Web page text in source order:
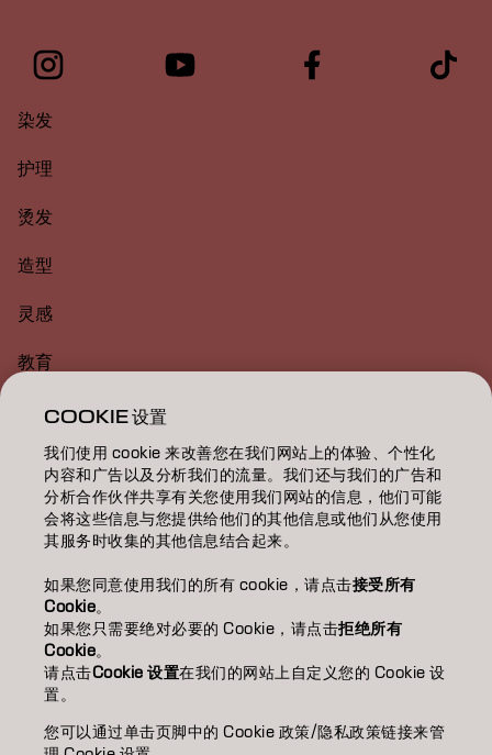
染发
护理
烫发
造型
灵感
教育
关于
美发沙龙查找
成为合作伙伴
联系我们
版权声明隐私政策Cookie 政策使用条款无障碍访问
可持续发展承诺
CN | Chinese (Traditional)
COOKIE 设置
我们使用 cookie 来改善您在我们网站上的体验、个性化
内容和广告以及分析我们的流量。我们还与我们的广告和
分析合作伙伴共享有关您使用我们网站的信息，他们可能
会将这些信息与您提供给他们的其他信息或他们从您使用
其服务时收集的其他信息结合起来。
如果您同意使用我们的所有 cookie，请点击接受所有
Cookie。
如果您只需要绝对必要的 Cookie，请点击拒绝所有
Cookie。
请点击Cookie 设置在我们的网站上自定义您的 Cookie 设
置。
您可以通过单击页脚中的 Cookie 政策/隐私政策链接来管